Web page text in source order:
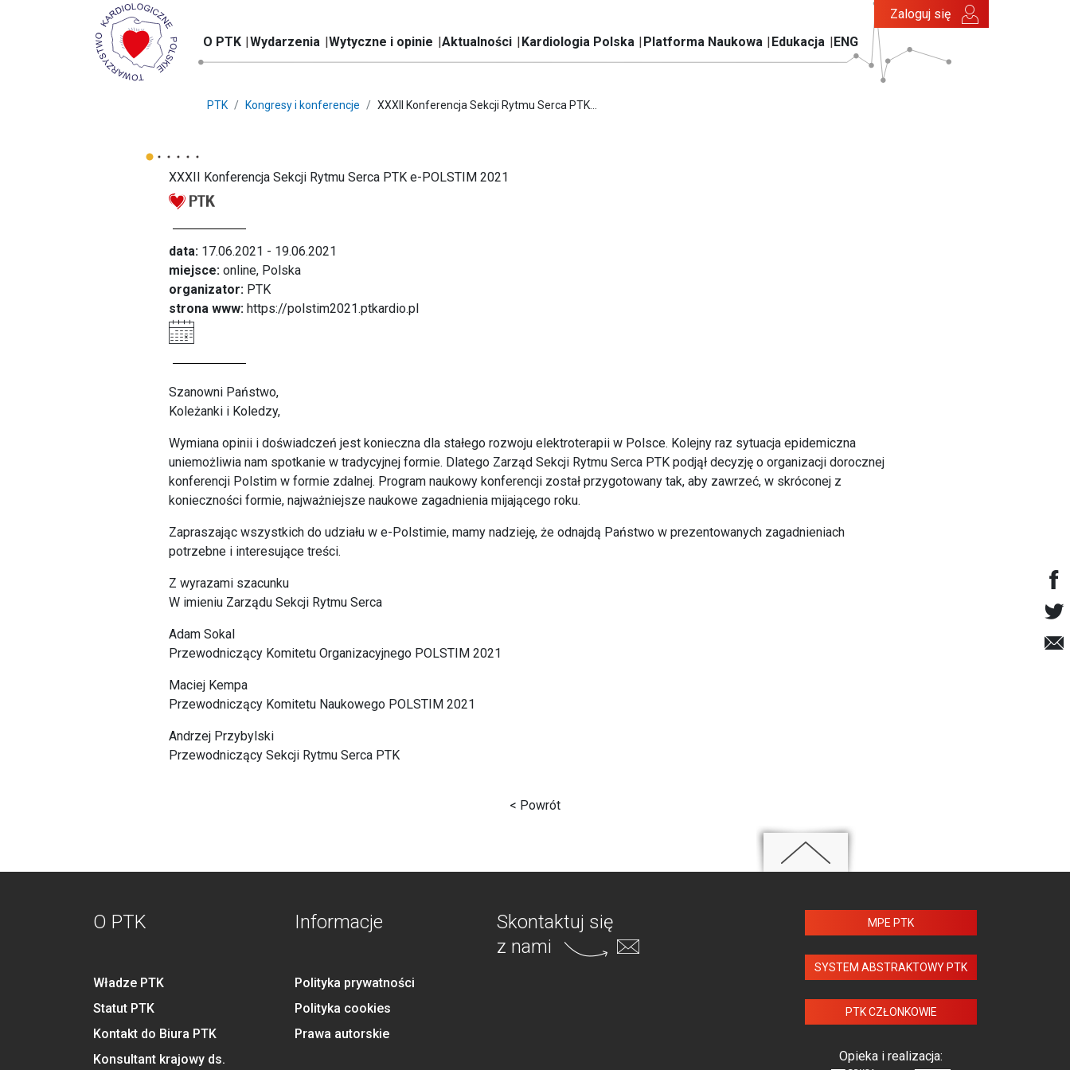
O PTK Wydarzenia Wytyczne i opinie Aktualności Kardiologia Polska Platforma Naukowa Edukacja ENG
Zaloguj się
PTK Kongresy i konferencje XXXII Konferencja Sekcji Rytmu Serca PTK...
XXXII Konferencja Sekcji Rytmu Serca PTK e-POLSTIM 2021
data: 17.06.2021 - 19.06.2021
miejsce: online, Polska
organizator: PTK
strona www: https://polstim2021.ptkardio.pl
Szanowni Państwo,
Koleżanki i Koledzy,
Wymiana opinii i doświadczeń jest konieczna dla stałego rozwoju elektroterapii w Polsce. Kolejny raz sytuacja epidemiczna
uniemożliwia nam spotkanie w tradycyjnej formie. Dlatego Zarząd Sekcji Rytmu Serca PTK podjął decyzję o organizacji dorocznej
konferencji Polstim w formie zdalnej. Program naukowy konferencji został przygotowany tak, aby zawrzeć, w skróconej z
konieczności formie, najważniejsze naukowe zagadnienia mijającego roku.
Zapraszając wszystkich do udziału w e-Polstimie, mamy nadzieję, że odnajdą Państwo w prezentowanych zagadnieniach
potrzebne i interesujące treści.
Z wyrazami szacunku
W imieniu Zarządu Sekcji Rytmu Serca
Adam Sokal
Przewodniczący Komitetu Organizacyjnego POLSTIM 2021
Maciej Kempa
Przewodniczący Komitetu Naukowego POLSTIM 2021
Andrzej Przybylski
Przewodniczący Sekcji Rytmu Serca PTK
< Powrót
O PTK
Władze PTK
Statut PTK
Kontakt do Biura PTK
Konsultant krajowy ds.
Informacje
Polityka prywatności
Polityka cookies
Prawa autorskie
Skontaktuj się
z nami
MPE PTK
SYSTEM ABSTRAKTOWY PTK
PTK CZŁONKOWIE
Opieka i realizacja: